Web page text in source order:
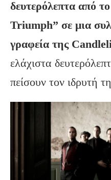
δευτερόλεπτα από
Triumph” σε μια
γραφεία της
ελάχιστα
πείσουν τον ιδρυτή